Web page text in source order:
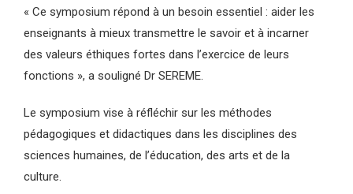
« Ce symposium répond à un besoin essentiel : aider les
enseignants à mieux transmettre le savoir et à incarner
des valeurs éthiques fortes dans l’exercice de leurs
fonctions », a souligné Dr SEREME.
Le symposium vise à réfléchir sur les méthodes
pédagogiques et didactiques dans les disciplines des
sciences humaines, de l’éducation, des arts et de la
culture.